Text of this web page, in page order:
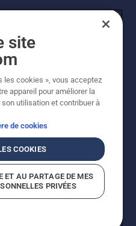
droits réservés. Les prix
conseillés. Photos non
indiqués sont des prix de
achat direct.
relative aux cookies
Avis de confidentialité
de violations présumées
site
les cookies », vous acceptez
appareil pour améliorer la
utilisation et contribuer à
de cookies
COOKIES
ET AU PARTAGE DE MES
PRIVÉES